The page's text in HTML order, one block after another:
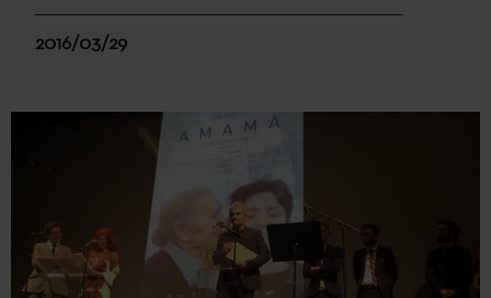
2016/03/29